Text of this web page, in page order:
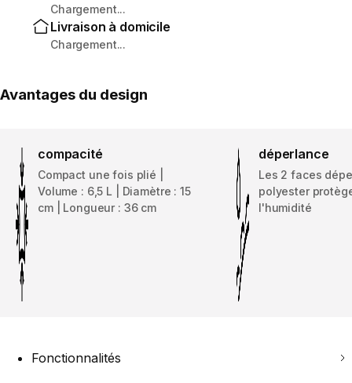
Chargement...
Livraison à domicile
Chargement...
Avantages du design
compacité
Compact une fois plié |
Volume : 6,5 L | Diamètre : 15
cm | Longueur : 36 cm
déperlance
Les 2 faces
polyester
l'humidité
Fonctionnalités